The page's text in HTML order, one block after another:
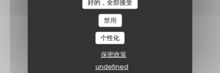
好的，全部接受
禁用
个性化
保密政策
undefined